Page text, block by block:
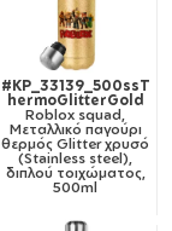
#KP_33139_500ssT
hermoGlitterGold
Roblox squad,
Μεταλλικό παγούρι
θερμός Glitter χρυσό
(Stainless steel),
διπλού τοιχώματος,
500ml